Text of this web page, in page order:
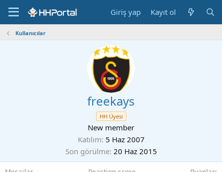
Giriş yap Kayıt ol
Kullanıcılar
freekays
HH Üyesi
New member
Katılım 5 Haz 2007
Son görülme 20 Haz 2015